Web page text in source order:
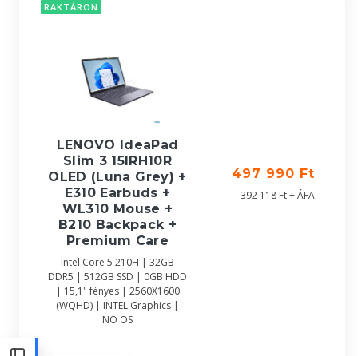
RAKTÁRON
LENOVO IdeaPad
Slim 3 15IRH10R
OLED (Luna Grey) +
E310 Earbuds +
WL310 Mouse +
B210 Backpack +
Premium Care
Intel Core 5 210H | 32GB
DDR5 | 512GB SSD | 0GB HDD
| 15,1" fényes | 2560X1600
(WQHD) | INTEL Graphics |
NO OS
497 990 Ft
392 118 Ft + ÁFA